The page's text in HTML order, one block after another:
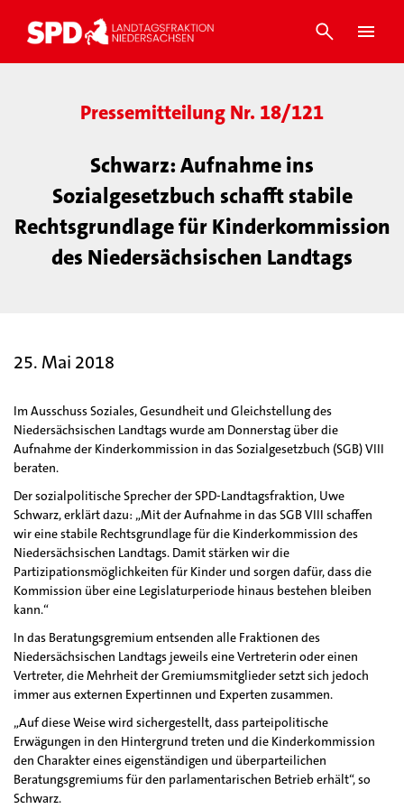
Pressemitteilung Nr. 18/121
Schwarz: Aufnahme ins
Sozialgesetzbuch schafft stabile
Rechtsgrundlage für Kinderkommission
des Niedersächsischen Landtags
25. Mai 2018
Im Ausschuss Soziales, Gesundheit und Gleichstellung des
Niedersächsischen Landtags wurde am Donnerstag über die
Aufnahme der Kinderkommission in das Sozialgesetzbuch (SGB) VIII
beraten.
Der sozialpolitische Sprecher der SPD-Landtagsfraktion, Uwe
Schwarz, erklärt dazu: „Mit der Aufnahme in das SGB VIII schaffen
wir eine stabile Rechtsgrundlage für die Kinderkommission des
Niedersächsischen Landtags. Damit stärken wir die
Partizipationsmöglichkeiten für Kinder und sorgen dafür, dass die
Kommission über eine Legislaturperiode hinaus bestehen bleiben
kann.“
In das Beratungsgremium entsenden alle Fraktionen des
Niedersächsischen Landtags jeweils eine Vertreterin oder einen
Vertreter, die Mehrheit der Gremiumsmitglieder setzt sich jedoch
immer aus externen Expertinnen und Experten zusammen.
„Auf diese Weise wird sichergestellt, dass parteipolitische
Erwägungen in den Hintergrund treten und die Kinderkommission
den Charakter eines eigenständigen und überparteilichen
Beratungsgremiums für den parlamentarischen Betrieb erhält“, so
Schwarz.